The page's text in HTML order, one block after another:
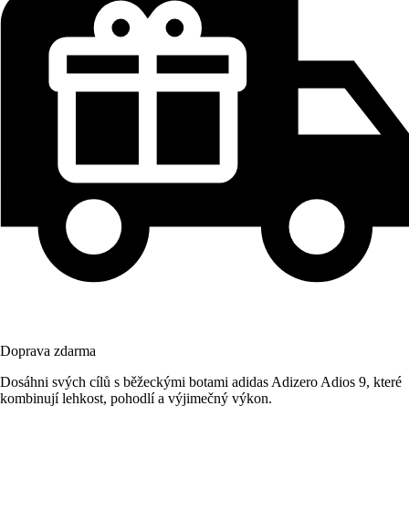
Doprava zdarma
Dosáhni svých cílů s běžeckými botami adidas Adizero Adios 9, které
kombinují lehkost, pohodlí a výjimečný výkon.